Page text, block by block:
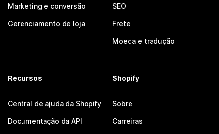
Marketing e conversão
Gerenciamento de loja
SEO
Frete
Moeda e tradução
Recursos
Central de ajuda da Shopify
Documentação da API
Shopify
Sobre
Carreiras